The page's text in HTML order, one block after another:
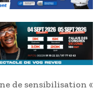
de sensibilisation «